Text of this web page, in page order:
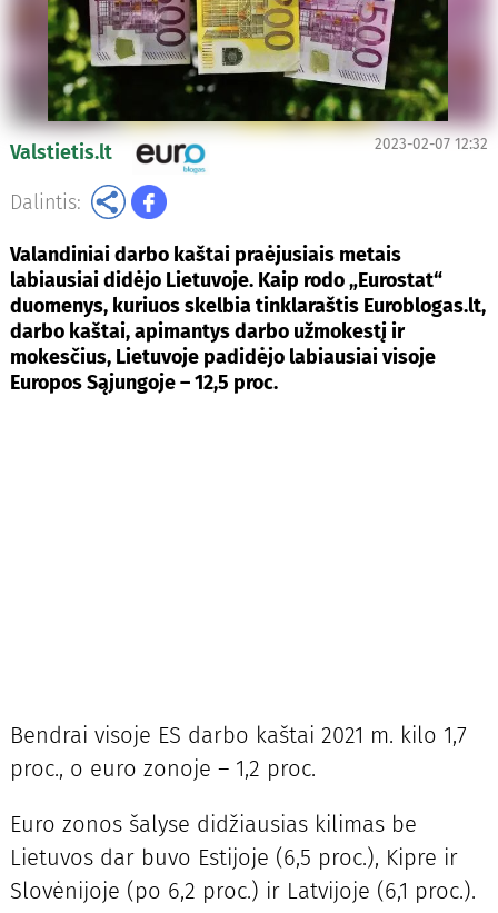
Valstietis.lt 2023-02-07 12:32
Dalintis:
Valandiniai darbo kaštai praėjusiais metais
labiausiai didėjo Lietuvoje. Kaip rodo „Eurostat“
duomenys, kuriuos skelbia tinklaraštis Euroblogas.lt,
darbo kaštai, apimantys darbo užmokestį ir
mokesčius, Lietuvoje padidėjo labiausiai visoje
Europos Sąjungoje – 12,5 proc.
Bendrai visoje ES darbo kaštai 2021 m. kilo 1,7
proc., o euro zonoje – 1,2 proc.
Euro zonos šalyse didžiausias kilimas be
Lietuvos dar buvo Estijoje (6,5 proc.), Kipre ir
Slovėnijoje (po 6,2 proc.) ir Latvijoje (6,1 proc.).